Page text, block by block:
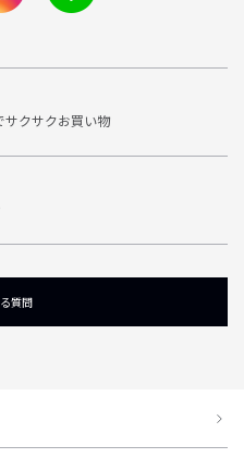
サクサクお買い物
質問